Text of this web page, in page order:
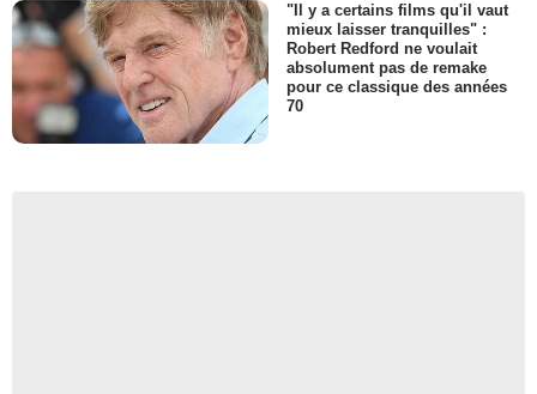
"Il y a certains films qu'il vaut
mieux laisser tranquilles" :
Robert Redford ne voulait
absolument pas de remake
pour ce classique des années
70